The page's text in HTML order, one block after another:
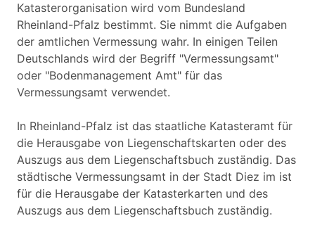
Katasterorganisation wird vom Bundesland
Rheinland-Pfalz bestimmt. Sie nimmt die Aufgaben
der amtlichen Vermessung wahr. In einigen Teilen
Deutschlands wird der Begriff "Vermessungsamt"
oder "Bodenmanagement Amt" für das
Vermessungsamt verwendet.
In Rheinland-Pfalz ist das staatliche Katasteramt für
die Herausgabe von Liegenschaftskarten oder des
Auszugs aus dem Liegenschaftsbuch zuständig. Das
städtische Vermessungsamt in der Stadt Diez im ist
für die Herausgabe der Katasterkarten und des
Auszugs aus dem Liegenschaftsbuch zuständig.